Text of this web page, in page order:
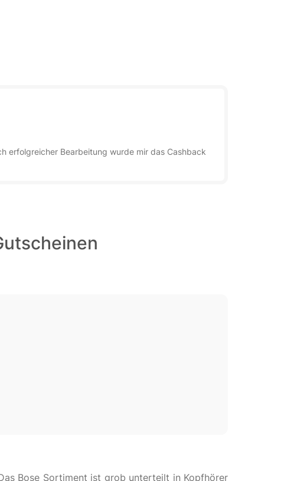
erfolgreicher Bearbeitung wurde mir das Cashback
Bose Sortiment ist grob unterteilt in Kopfhörer